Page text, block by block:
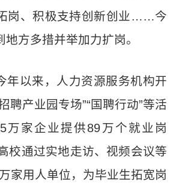
岗、积极支持创新创业……今
方多措并举加力扩岗。
年以来，人力资源服务机构开
聘产业园专场”“国聘行动”等活
万家企业提供89万个就业岗
校通过实地走访、视频会议等
家用人单位，为毕业生拓宽岗